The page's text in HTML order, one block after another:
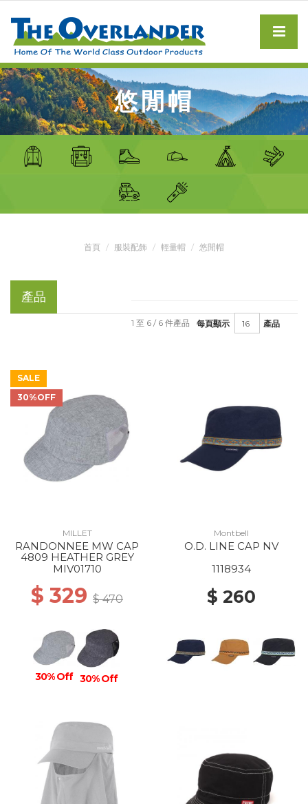
悠閒帽
首頁 服裝配飾 輕量帽 悠閒帽
產品
每頁顯示 產品
1 至 6 / 6 件產品
SALE
30%OFF
MILLET
RANDONNEE MW CAP
4809 HEATHER GREY
MIV01710
$ 329 $ 470
30% Off 30% Off
Montbell
O.D. LINE CAP NV
1118934
$ 260